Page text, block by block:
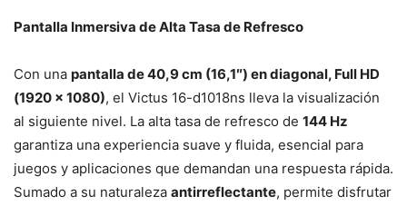
Pantalla Inmersiva de Alta Tasa de Refresco
Con una pantalla de 40,9 cm (16,1″) en diagonal, Full HD
(1920 x 1080), el Victus 16-d1018ns lleva la visualización
al siguiente nivel. La alta tasa de refresco de 144 Hz
garantiza una experiencia suave y fluida, esencial para
juegos y aplicaciones que demandan una respuesta rápida.
Sumado a su naturaleza antirreflectante, permite disfrutar